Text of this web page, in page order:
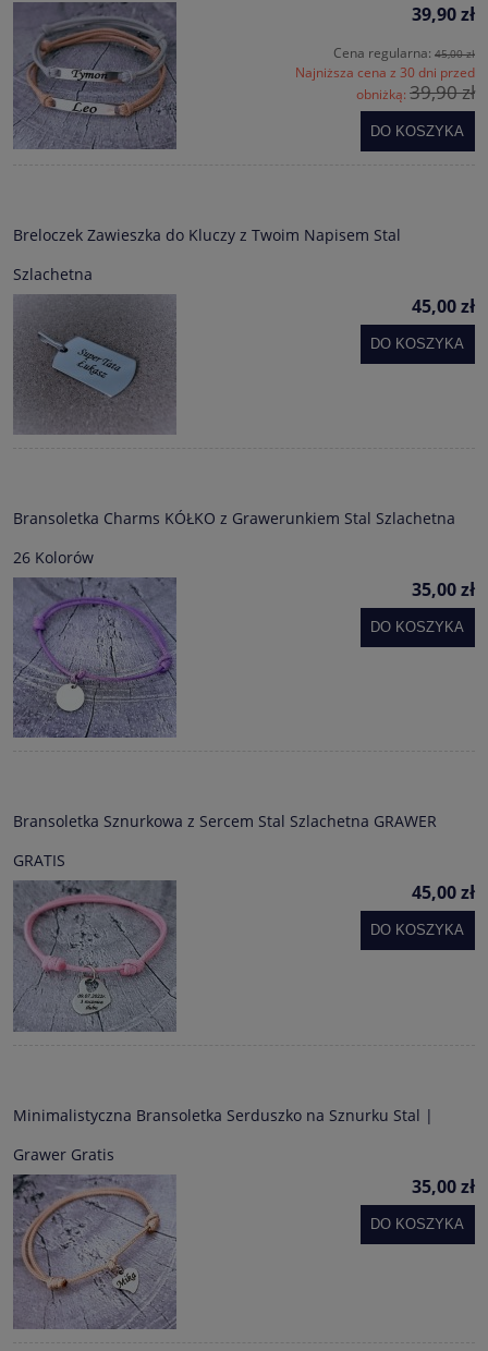
39,90 zł
Cena regularna: 45,00 zł
Najniższa cena z 30 dni przed
obniżką: 39,90 zł
DO KOSZYKA
Breloczek Zawieszka do Kluczy z Twoim Napisem Stal
Szlachetna
45,00 zł
DO KOSZYKA
Bransoletka Charms KÓŁKO z Grawerunkiem Stal Szlachetna
26 Kolorów
35,00 zł
DO KOSZYKA
Bransoletka Sznurkowa z Sercem Stal Szlachetna GRAWER
GRATIS
45,00 zł
DO KOSZYKA
Minimalistyczna Bransoletka Serduszko na Sznurku Stal |
Grawer Gratis
35,00 zł
DO KOSZYKA